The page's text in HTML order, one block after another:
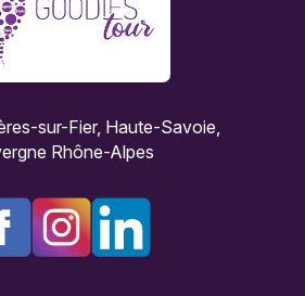
sur-Fier, Haute-Savoie,
Rhône-Alpes